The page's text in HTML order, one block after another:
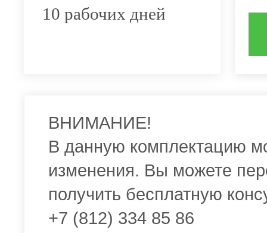
10 рабочих дней
ВНИМАНИЕ!
В данную комплектацию
изменения. Вы можете
получить бесплатную
+7 (812) 334 85 86